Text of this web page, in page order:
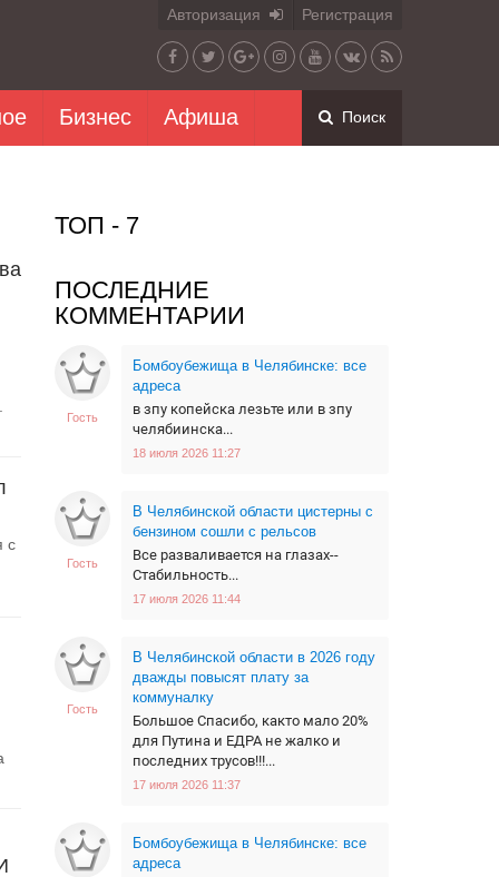
Авторизация Регистрация
Бизнес Афиша Поиск
ТОП - 7
ПОСЛЕДНИЕ
КОММЕНТАРИИ
Гость
Бомбоубежища в Челябинске: все
адреса
в зпу копейска лезьте или в зпу
челябиинска...
18 июля 2026 11:27
Гость
В Челябинской области цистерны с
бензином сошли с рельсов
Все разваливается на глазах--
Стабильность...
17 июля 2026 11:44
Гость
В Челябинской области в 2026 году
дважды повысят плату за
коммуналку
Большое Спасибо, както мало 20%
для Путина и ЕДРА не жалко и
последних трусов!!!...
17 июля 2026 11:37
Бомбоубежища в Челябинске: все
адреса
с